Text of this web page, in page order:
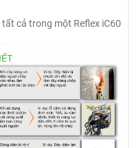
cả trong một Reflex iC60